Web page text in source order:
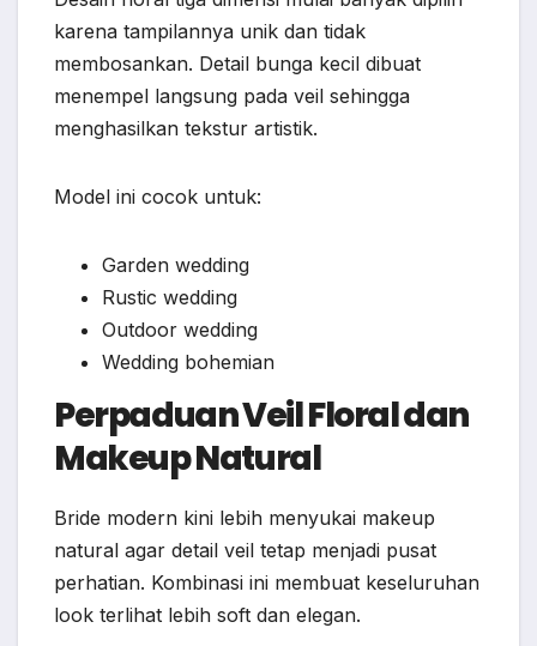
karena tampilannya unik dan tidak
membosankan. Detail bunga kecil dibuat
menempel langsung pada veil sehingga
menghasilkan tekstur artistik.
Model ini cocok untuk:
Garden wedding
Rustic wedding
Outdoor wedding
Wedding bohemian
Perpaduan Veil Floral dan
Makeup Natural
Bride modern kini lebih menyukai makeup
natural agar detail veil tetap menjadi pusat
perhatian. Kombinasi ini membuat keseluruhan
look terlihat lebih soft dan elegan.